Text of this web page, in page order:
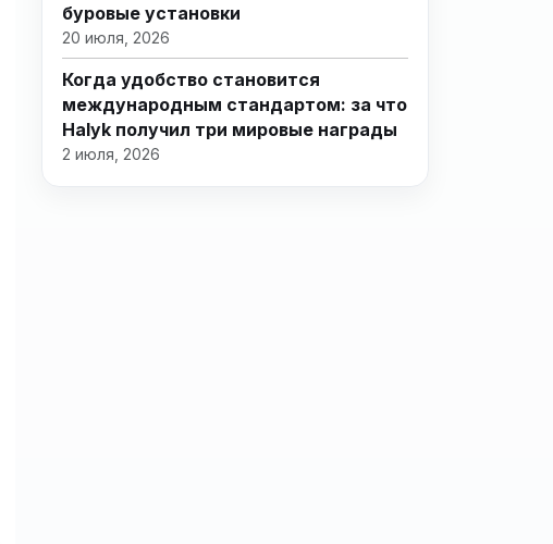
буровые установки
20 июля, 2026
Когда удобство становится
международным стандартом: за что
Halyk получил три мировые награды
2 июля, 2026